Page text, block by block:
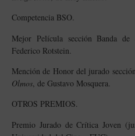
Competencia BSO.
Mejor Película sección Banda
Federico Rotstein.
Mención de Honor del jurado
Olmos, de Gustavo Mosquera.
OTROS PREMIOS.
Premio Jurado de Crítica Joven